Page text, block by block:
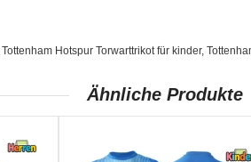
Tottenham Hotspur Torwarttrikot für kinder,
Ähnliche Produkte